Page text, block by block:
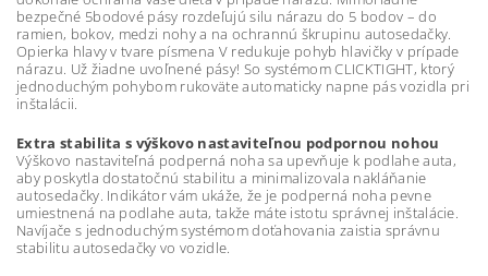
bezpečné 5bodové pásy rozdeľujú silu nárazu do 5 bodov – do
ramien, bokov, medzi nohy a na ochrannú škrupinu autosedačky.
Opierka hlavy v tvare písmena V redukuje pohyb hlavičky v prípade
nárazu. Už žiadne uvoľnené pásy! So systémom CLICKTIGHT, ktorý
jednoduchým pohybom rukoväte automaticky napne pás vozidla pri
inštalácii.
Extra stabilita s výškovo nastaviteľnou podpornou nohou
Výškovo nastaviteľná podperná noha sa upevňuje k podlahe auta,
aby poskytla dostatočnú stabilitu a minimalizovala nakláňanie
autosedačky. Indikátor vám ukáže, že je podperná noha pevne
umiestnená na podlahe auta, takže máte istotu správnej inštalácie.
Navíjače s jednoduchým systémom doťahovania zaistia správnu
stabilitu autosedačky vo vozidle.